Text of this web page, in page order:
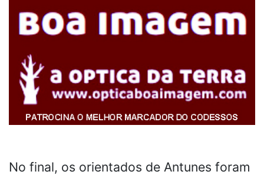
No final, os orientados de Antunes foram